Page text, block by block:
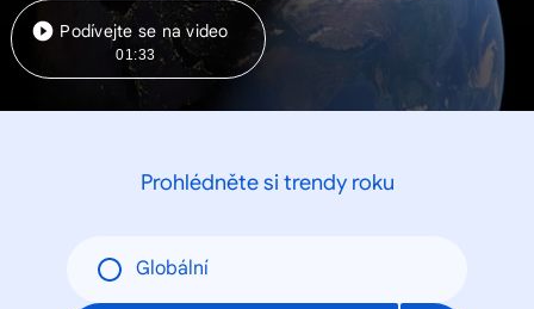
Podívejte se na video
01:33
Prohlédněte si trendy roku
Globální